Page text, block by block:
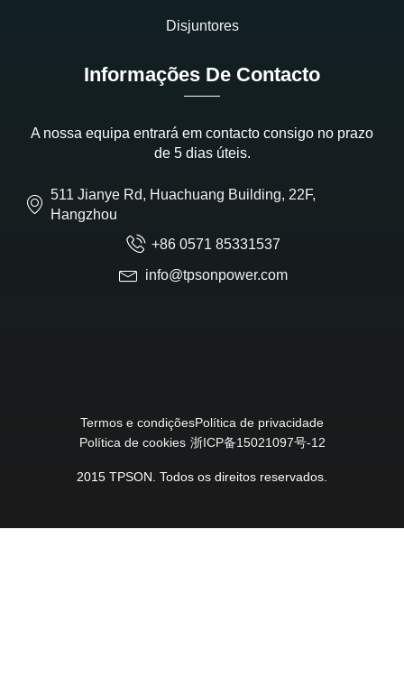
Disjuntores
Informações De Contacto
A nossa equipa entrará em contacto consigo no prazo
de 5 dias úteis.
511 Jianye Rd, Huachuang Building, 22F,
Hangzhou
+86 0571 85331537
info@tpsonpower.com
Termos e condiçõesPolítica de privacidade
Política de cookies 浙ICP备15021097号-12
2015 TPSON. Todos os direitos reservados.